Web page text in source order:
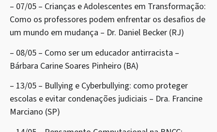
– 07/05 – Crianças e Adolescentes em Transformação:
Como os professores podem enfrentar os desafios de
um mundo em mudança – Dr. Daniel Becker (RJ)
– 08/05 – Como ser um educador antirracista –
Bárbara Carine Soares Pinheiro (BA)
– 13/05 – Bullying e Cyberbullying: como proteger
escolas e evitar condenações judiciais – Dra. Francine
Marciano (SP)